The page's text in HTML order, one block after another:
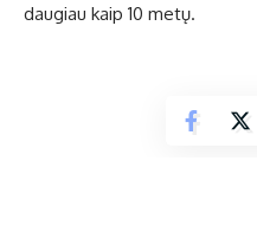
daugiau kaip 10 metų.